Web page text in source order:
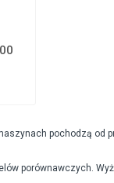
pochodzą od
porównawczych.